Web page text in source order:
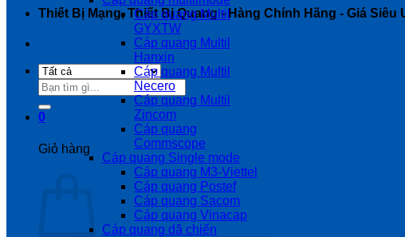
Thiết Bị Mạng, Thiết Bị Quang - Hàng Chính Hãng - Giá Siêu
Tìm
kiếm:
0
Giỏ hàng
Cáp quang Multil
GYXTW
Cáp quang Multil
Hanxin
Cáp quang Multil
Necero
Cáp quang Multil
Zincom
Cáp quang
Commscope
Cáp quang Single mode
Cáp quang M3-Viettel
Cáp quang Postef
Cáp quang Sacom
Cáp quang Vinacap
Cáp quang dã chiến